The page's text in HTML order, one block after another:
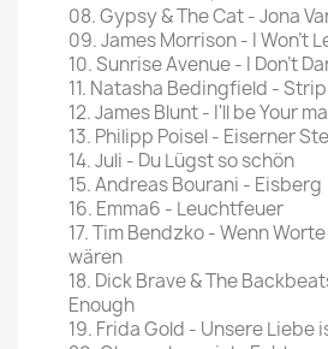
08. Gypsy & The Cat - Jona
09. James Morrison - I Won't
10. Sunrise Avenue - I Don't
11. Natasha Bedingfield -
12. James Blunt - I'll be Your
13. Philipp Poisel - Eiserner
14. Juli - Du Lügst so schön
15. Andreas Bourani - Eisberg
16. Emma6 - Leuchtfeuer
17. Tim Bendzko - Wenn
wären
18. Dick Brave & The
Enough
19. Frida Gold - Unsere Liebe